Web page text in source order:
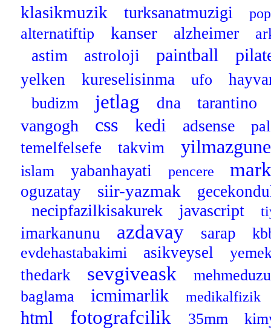
klasikmuzik turksanatmuzigi
alternatiftip kanser alzheimer
astim astroloji paintball
yelken kureselisinma ufo
budizm jetlag dna
tarantino
vangogh
css kedi adsense
temelfelsefe takvim
islam yabanhayati pencere
oguzatay siir-yazmak
necipfazilkisakurek javascript
imarkanunu azdavay sarap
evdehastabakimi
asikveysel
thedark sevgiveask
baglama
icmimarlik medikalfizik
html fotografcilik 35mm